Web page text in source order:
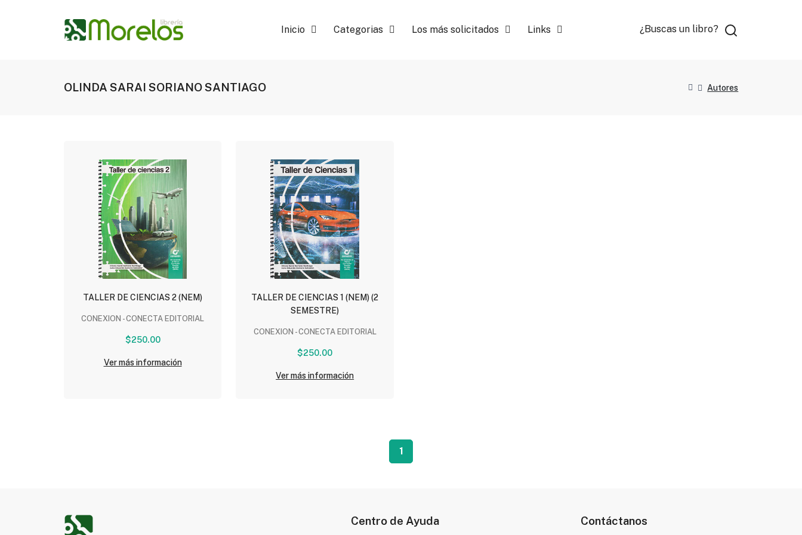
Inicio Categorias Los más solicitados Links ¿Buscas un libro?
OLINDA SARAI SORIANO SANTIAGO Autores
TALLER DE CIENCIAS 2 (NEM)
CONEXION - CONECTA EDITORIAL
$250.00
Ver más información
TALLER DE CIENCIAS 1 (NEM) (2
SEMESTRE)
CONEXION - CONECTA EDITORIAL
$250.00
Ver más información
1
Centro de Ayuda Contáctanos